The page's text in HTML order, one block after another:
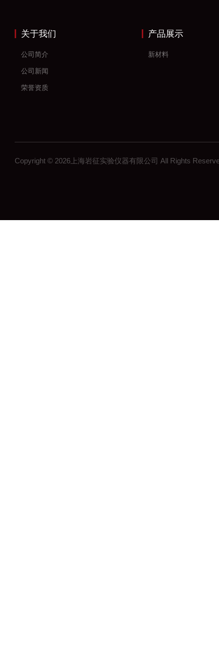
关于我们
公司简介
公司新闻
荣誉资质
产品展示
新材料
Copyright © 2026上海岩征实验仪器有限公司 All Rights